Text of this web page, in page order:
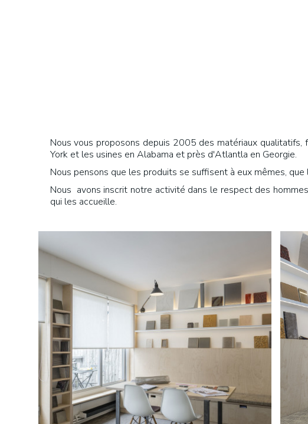
Nous vous proposons depuis 2005 des matériaux
York et les usines en Alabama et près d'Atlantla en Georgie.
Nous pensons que les produits se suffisent à eux mêmes,
Nous avons inscrit notre activité dans le respect des
qui les accueille.